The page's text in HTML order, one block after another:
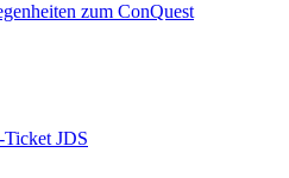
zum ConQuest
JDS